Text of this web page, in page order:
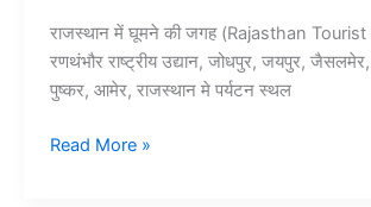
राजस्थान में घूमने की जगह (Rajasthan
रणथंभौर राष्ट्रीय उद्यान, जोधपुर, जयपुर,
पुष्कर, आमेर, राजस्थान मे पर्यटन स्थल
15+
Read More »